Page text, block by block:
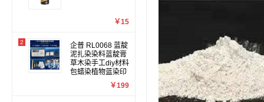
￥15
2
企普 RL0068 蓝靛
泥扎染染料蓝靛膏
草木染手工diy材料
包蜡染植物蓝染印
￥199